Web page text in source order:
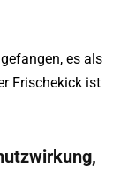
es als
Frischekick ist